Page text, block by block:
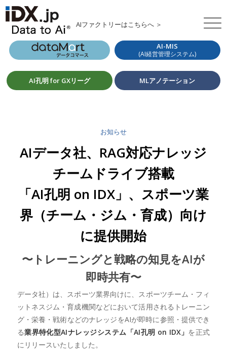
AIファクトリーはこちらへ ＞
AI-MIS
(AI経営管理システム)
AI孔明 for GXリーグ MLアノテーション
お知らせ
AIデータ社、RAG対応ナレッジ
チームドライブ搭載
「AI孔明 on IDX」、スポーツ業
界（チーム・ジム・育成）向け
に提供開始
〜トレーニングと戦略の知見をAIが
即時共有〜
データ社）は、スポーツ業界向けに、スポーツチーム・フィ
ットネスジム・育成機関などにおいて活用されるトレーニン
グ・栄養・戦術などのナレッジをAIが即時に参照・提供でき
る業界特化型AIナレッジシステム「AI孔明 on IDX」 を正式
にリリースいたしました。